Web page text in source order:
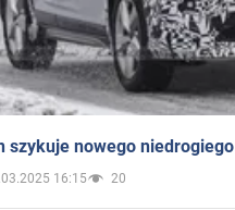
szykuje nowego
16:15 20